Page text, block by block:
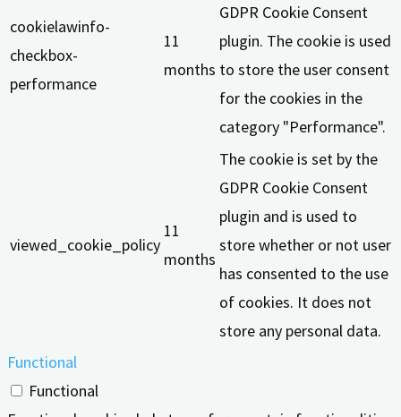
cookielawinfo-
checkbox-
performance
11
months
GDPR Cookie Consent
plugin. The cookie is used
to store the user consent
for the cookies in the
category "Performance".
viewed_cookie_policy
11
months
The cookie is set by the
GDPR Cookie Consent
plugin and is used to
store whether or not user
has consented to the use
of cookies. It does not
store any personal data.
Functional
Functional